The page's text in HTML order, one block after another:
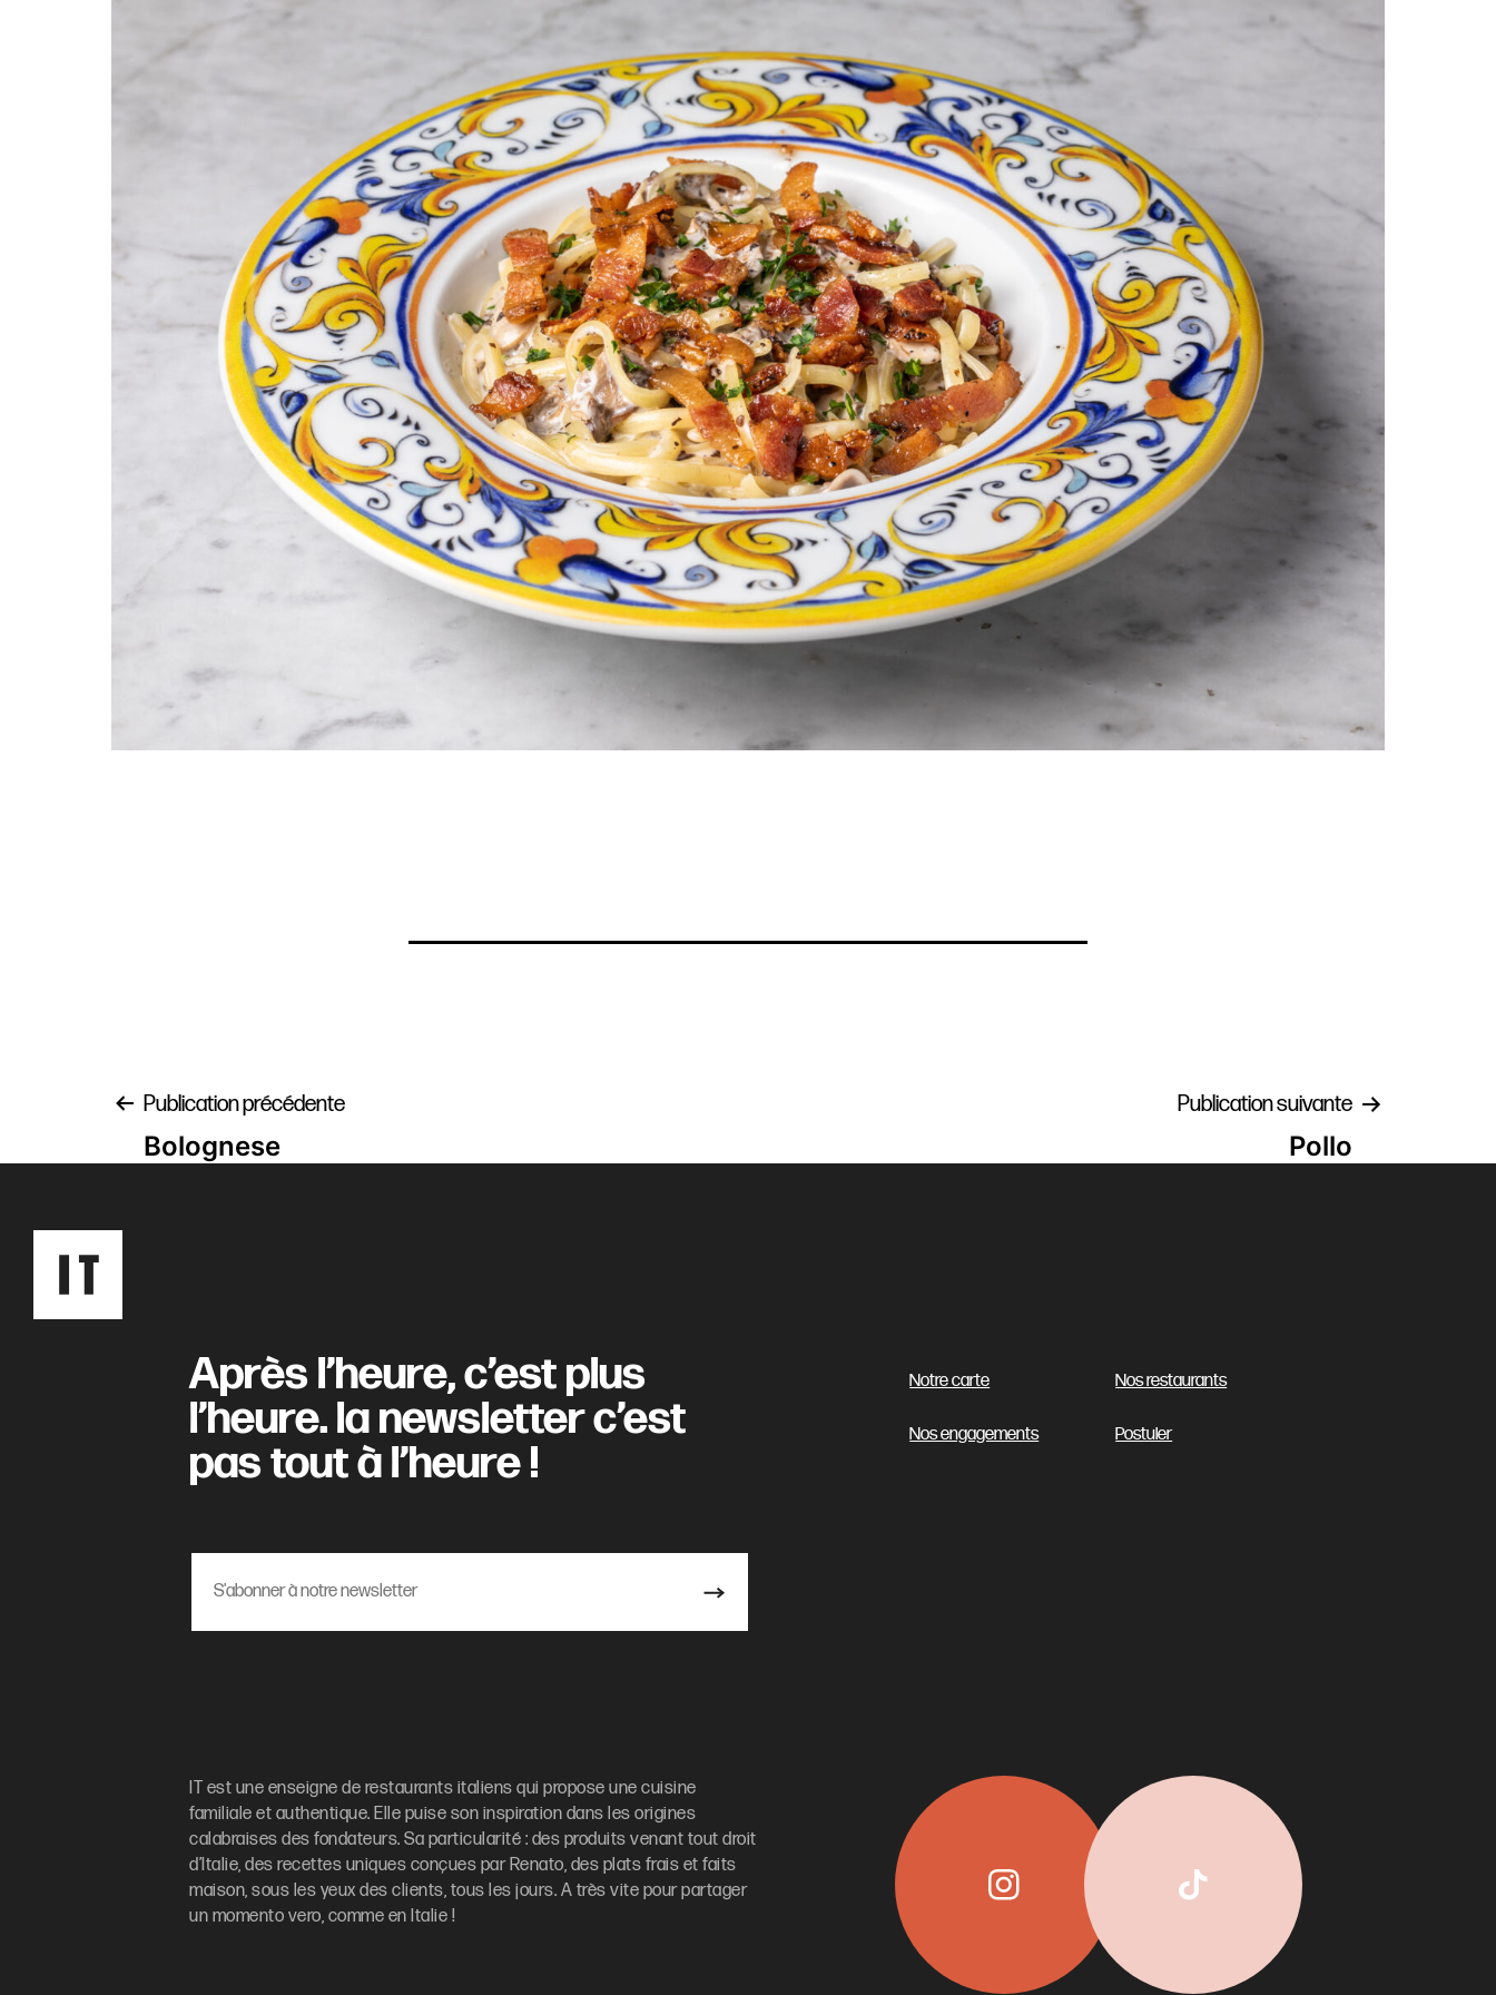
Navigation
Publication précédente
Bolognese
Publication suivante
Pollo
Après l’heure, c’est plus
l’heure. la newsletter c’est
pas tout à l’heure !
Notre carte Nos restaurants
Nos engagements Postuler
IT est une enseigne de restaurants italiens qui propose une cuisine
familiale et authentique. Elle puise son inspiration dans les origines
calabraises des fondateurs. Sa particularité : des produits venant tout droit
d’Italie, des recettes uniques conçues par Renato, des plats frais et faits
maison, sous les yeux des clients, tous les jours. A très vite pour partager
un momento vero, comme en Italie !